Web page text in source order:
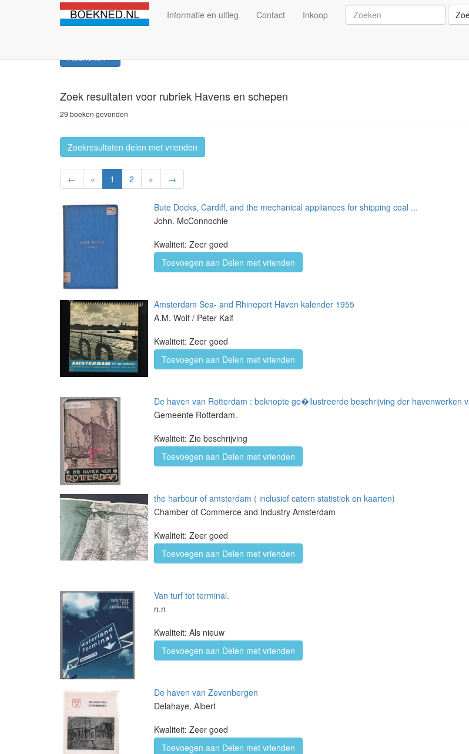
Informatie en uitleg Contact Inkoop
Rubrieken
Zoek resultaten voor rubriek Havens en schepen
29 boeken gevonden
Zoekresultaten delen met vrienden
← « 1 2 » →
Bute Docks, Cardiff, and the mechanical appliances for shipping coal ...
John. McConnochie
Kwaliteit: Zeer goed
Toevoegen aan Delen met vrienden
Amsterdam Sea- and Rhineport Haven kalender 1955
A.M. Wolf / Peter Kalf
Kwaliteit: Zeer goed
Toevoegen aan Delen met vrienden
De haven van Rotterdam : beknopte ge�llustreerde beschrijving der havenwerken
Gemeente Rotterdam.
Kwaliteit: Zie beschrijving
Toevoegen aan Delen met vrienden
the harbour of amsterdam ( inclusief catern statistiek en kaarten)
Chamber of Commerce and Industry Amsterdam
Kwaliteit: Zeer goed
Toevoegen aan Delen met vrienden
Van turf tot terminal.
n.n
Kwaliteit: Als nieuw
Toevoegen aan Delen met vrienden
De haven van Zevenbergen
Delahaye, Albert
Kwaliteit: Zeer goed
Toevoegen aan Delen met vrienden